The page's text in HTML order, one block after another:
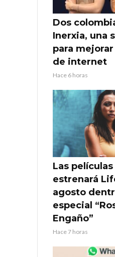
Dos
Inerxia, una
para
de internet
Hace 6 horas
Las
estrenará
agosto
especial
Engaño”
Hace 7 horas